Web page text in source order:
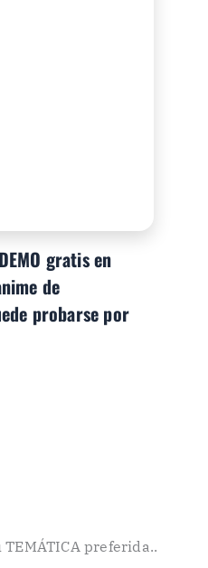
gratis en
de
probarse por
TEMÁTICA preferida..